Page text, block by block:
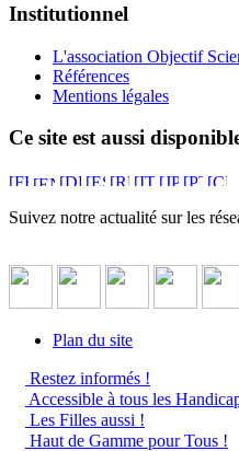
Institutionnel
L'association Objectif
Références
Mentions légales
Ce site est aussi
Suivez notre actualité sur les
Plan du site
Restez informés !
Accessible à tous les
Les Filles aussi !
Haut de Gamme pour Tous !